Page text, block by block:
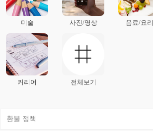
미술 사진/영상 음료/요리
커리어 전체보기
환불 정책